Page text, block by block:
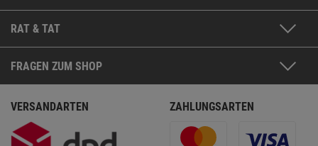
RAT & TAT
FRAGEN ZUM SHOP
VERSANDARTEN ZAHLUNGSARTEN